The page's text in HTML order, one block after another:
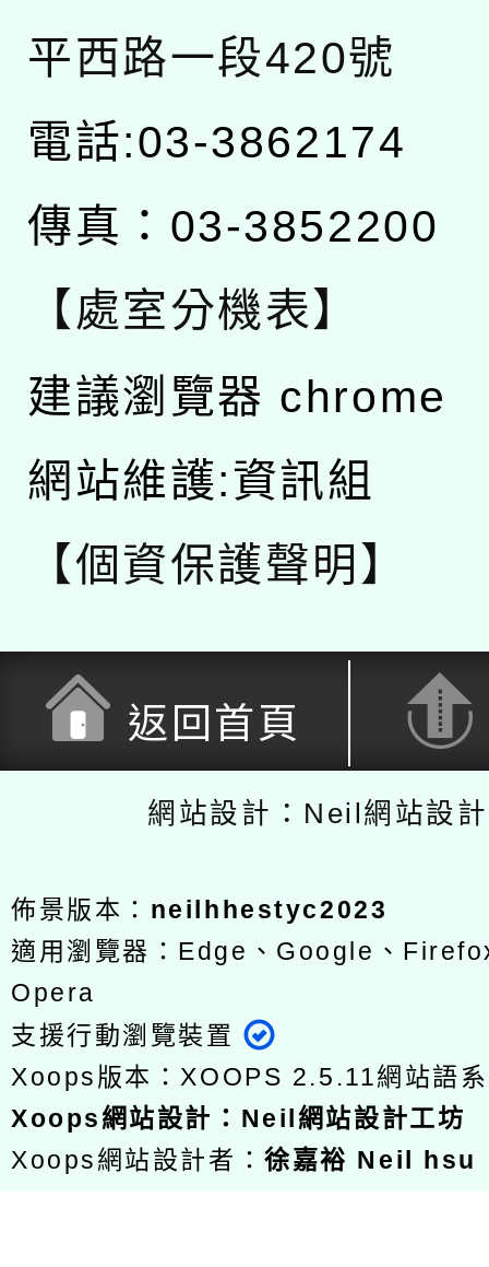
平西路一段420號
電話:03-3862174
傳真：03-3852200
【處室分機表】
建議瀏覽器 chrome
網站維護:資訊組
【個資保護聲明】
返回首頁
網站設計：Neil網站設
佈景版本： neilhhestyc2023
適用瀏覽器：Edge、Google、
Opera
支援行動瀏覽裝置
Xoops版本： XOOPS 2.5.11網站語
Xoops網站設計 ： Neil網站設計工坊
Xoops網站設計者：徐嘉裕 Neil hsu